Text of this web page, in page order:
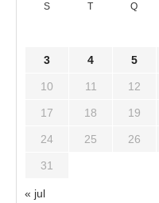
S T Q
3 4 5
10 11 12
17 18 19
24 25 26
31
« jul